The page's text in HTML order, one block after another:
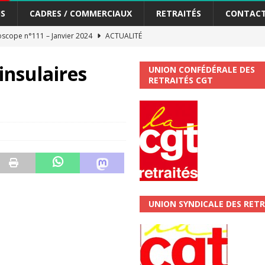
CADRES / COMMERCIAUX RETRAITÉS
n°111 – Janvier 2024
ACTUALITÉ
Gardons la main sur nos congés !
et…. des augmentations pour les salariéS !!!
de développement de la Direction Commerciale DDCE/Télévente :
Sociales et Culturelles : Un droit, pas un cadeau !
n°126
UNION CONFÉDÉRALE DES
RETRAITÉS CGT
UNION SYNDICALE DES